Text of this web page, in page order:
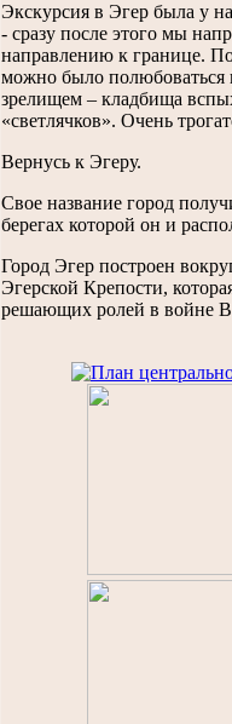
Экскурсия в Эгер была у
- сразу после этого мы
направлению к границе.
можно было полюбоваться
зрелищем – кладбища
«светлячков». Очень
Вернусь к Эгеру.
Свое название город
берегах которой он и
Город Эгер построен
Эгерской Крепости,
решающих ролей в войне